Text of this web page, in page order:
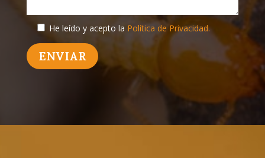
He leído y acepto la Política de Privacidad.